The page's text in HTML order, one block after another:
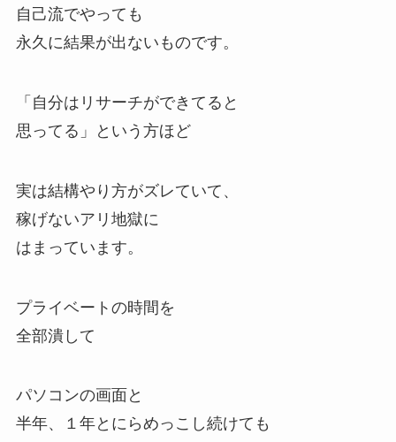
自己流でやっても
永久に結果が出ないものです。
「自分はリサーチができてると
思ってる」という方ほど
実は結構やり方がズレていて、
稼げないアリ地獄に
はまっています。
プライベートの時間を
全部潰して
パソコンの画面と
半年、１年とにらめっこし続けても